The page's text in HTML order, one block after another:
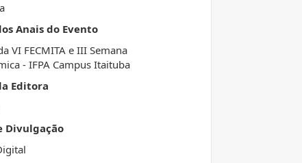
Anais do Evento
VI FECMITA e III Semana
- IFPA Campus Itaituba
Editora
Divulgação